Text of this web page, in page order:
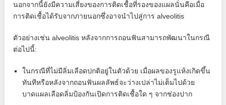
นอกจากนี้ยังมีความเสี่ยงของการติดเชื้อที่รองของแผลนั่นคือเมื่อ
การติดเชื้อได้รับจากภายนอกซึ่งอาจนำไปสู่การ alveolitis
ตัวอย่างเช่น alveolitis หลังจากการถอนฟันสามารถพัฒนาในกรณี
ต่อไปนี้:
ในกรณีที่ไม่มีลิ่มเลือดปกติอยู่ในตัวด้วย เมื่อผลของรูแห้งเกิดขึ้น
ทันทีหรือหลังจากถอนฟันผลลัพธ์จะว่างเปล่าไม่เต็มไปด้วย
บาดแผลเลือดลิ่มป้องกันเปิดการติดเชื้อใด ๆ จากช่องปาก